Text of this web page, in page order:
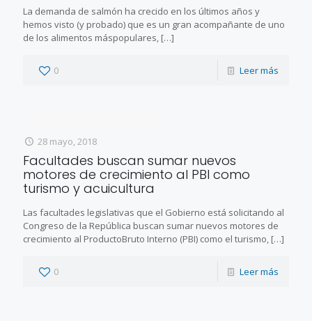
La demanda de salmón ha crecido en los últimos años y
hemos visto (y probado) que es un gran acompañante de uno
de los alimentos máspopulares, […]
0 Leer más
28 mayo, 2018
Facultades buscan sumar nuevos
motores de crecimiento al PBI como
turismo y acuicultura
Las facultades legislativas que el Gobierno está solicitando al
Congreso de la República buscan sumar nuevos motores de
crecimiento al ProductoBruto Interno (PBI) como el turismo, […]
0 Leer más